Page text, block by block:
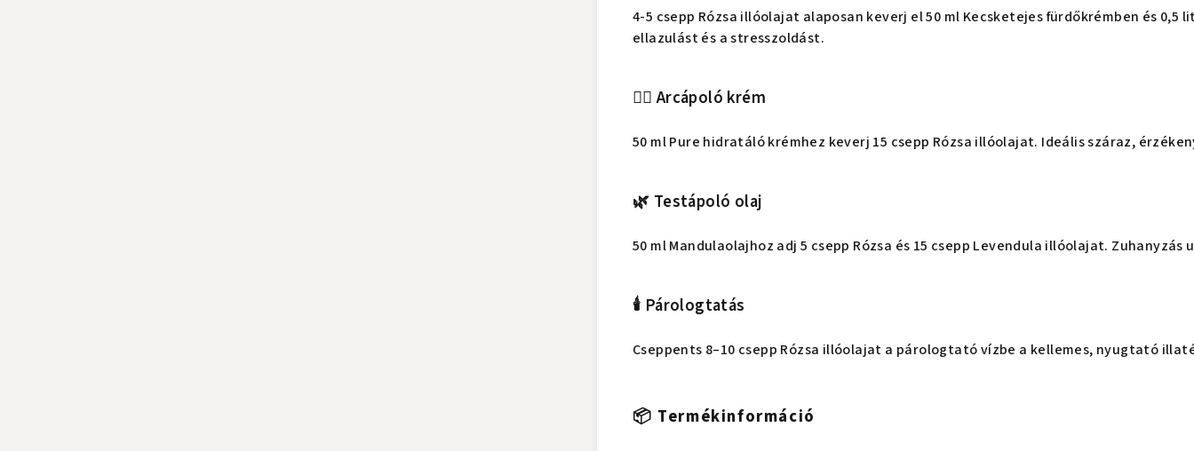
4-5 csepp Rózsa illóolajat alaposan keverj el 50 ml Kecsketejes fürdőkrémben és
ellazulást és a stresszoldást.
💆‍♀️ Arcápoló krém
50 ml Pure hidratáló krémhez keverj 15 csepp Rózsa illóolajat. Ideális száraz,
🌿 Testápoló olaj
50 ml Mandulaolajhoz adj 5 csepp Rózsa és 15 csepp Levendula illóolajat.
🕯️ Párologtatás
Cseppents 8–10 csepp Rózsa illóolajat a párologtató vízbe a kellemes, nyugtató
📦 Termékinformáció